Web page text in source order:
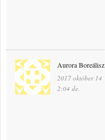
Aurora Boreálisz
2017 október 14
2:04 de.